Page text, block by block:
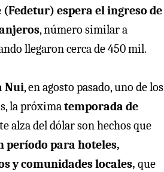
espera el ingreso de
, número similar a
llegaron cerca de 450 mil.
Nui, en agosto pasado, uno de los
la próximatemporada de
alza del dólar son hechos que
período para hoteles,
y comunidades locales, que